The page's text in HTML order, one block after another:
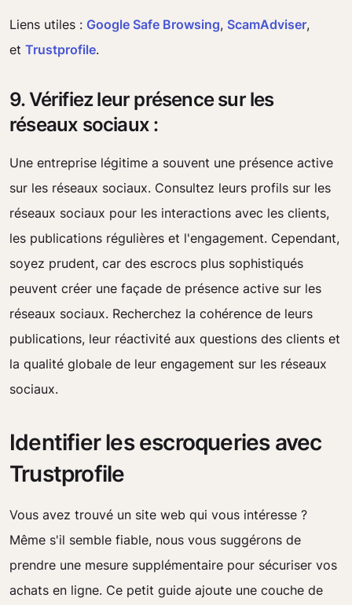
Liens utiles : Google Safe Browsing, ScamAdviser,
et Trustprofile.
9. Vérifiez leur présence sur les
réseaux sociaux :
Une entreprise légitime a souvent une présence active
sur les réseaux sociaux. Consultez leurs profils sur les
réseaux sociaux pour les interactions avec les clients,
les publications régulières et l'engagement. Cependant,
soyez prudent, car des escrocs plus sophistiqués
peuvent créer une façade de présence active sur les
réseaux sociaux. Recherchez la cohérence de leurs
publications, leur réactivité aux questions des clients et
la qualité globale de leur engagement sur les réseaux
sociaux.
Identifier les escroqueries avec
Trustprofile
Vous avez trouvé un site web qui vous intéresse ?
Même s'il semble fiable, nous vous suggérons de
prendre une mesure supplémentaire pour sécuriser vos
achats en ligne. Ce petit guide ajoute une couche de